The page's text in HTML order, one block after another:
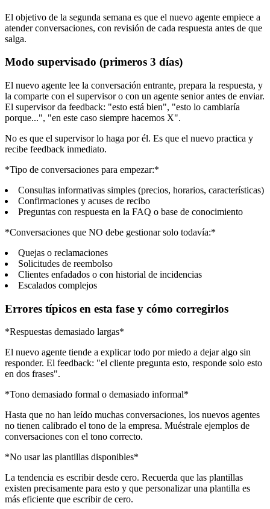
El objetivo de la segunda semana es que el nuevo agente empiece a
atender conversaciones, con revisión de cada respuesta antes de que
salga.
Modo supervisado (primeros 3 días)
El nuevo agente lee la conversación entrante, prepara la respuesta, y
la comparte con el supervisor o con un agente senior antes de enviar.
El supervisor da feedback: "esto está bien", "esto lo cambiaría
porque...", "en este caso siempre hacemos X".
No es que el supervisor lo haga por él. Es que el nuevo practica y
recibe feedback inmediato.
*Tipo de conversaciones para empezar:*
Consultas informativas simples (precios, horarios, características)
Confirmaciones y acuses de recibo
Preguntas con respuesta en la FAQ o base de conocimiento
*Conversaciones que NO debe gestionar solo todavía:*
Quejas o reclamaciones
Solicitudes de reembolso
Clientes enfadados o con historial de incidencias
Escalados complejos
Errores típicos en esta fase y cómo corregirlos
*Respuestas demasiado largas*
El nuevo agente tiende a explicar todo por miedo a dejar algo sin
responder. El feedback: "el cliente pregunta esto, responde solo esto
en dos frases".
*Tono demasiado formal o demasiado informal*
Hasta que no han leído muchas conversaciones, los nuevos agentes
no tienen calibrado el tono de la empresa. Muéstrale ejemplos de
conversaciones con el tono correcto.
*No usar las plantillas disponibles*
La tendencia es escribir desde cero. Recuerda que las plantillas
existen precisamente para esto y que personalizar una plantilla es
más eficiente que escribir de cero.